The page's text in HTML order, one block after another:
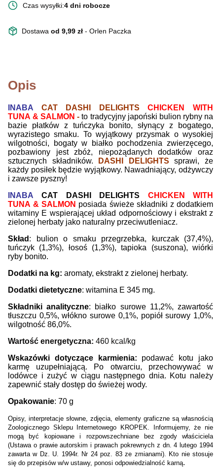
Czas wysyłki:4 dni robocze
Dostawa od 9,99 zł - Orlen Paczka
Opis
INABA CAT DASHI DELIGHTSCHICKEN WITH
TUNA & SALMON -to tradycyjny japoński bulion rybny na
bazie płatków z tuńczyka bonito, słynący z bogatego,
wyrazistego smaku. To wyjątkowy przysmak o wysokiej
wilgotności, bogaty w białko pochodzenia zwierzęcego,
pozbawiony jest zbóż, niepożądanych dodatków oraz
sztucznych składników.
DASHI DELIGHTS sprawi, że
każdy posiłek będzie wyjątkowy. Nawadniający, odżywczy
i zawsze pyszny!
INABA CAT DASHI DELIGHTS CHICKEN WITH
TUNA & SALMON posiada świeże składniki z dodatkiem
witaminy E wspierającej układ odpornościowy i ekstrakt z
zielonej herbaty jako naturalny przeciwutleniacz.
Skład : bulion o smaku przegrzebka, kurczak (37,4%),
tuńczyk (1,3%), łosoś (1,3%), tapioka (suszona), wiórki
ryby bonito.
Dodatki na kg: aromaty, ekstrakt z zielonej herbaty.
Dodatki dietetyczne: witamina E 345 mg.
Składniki analityczne: białko surowe 11,2%, zawartość
tłuszczu 0,5%, włókno surowe 0,1%, popiół surowy 1,0%,
wilgotność 86,0%.
Wartość energetyczna: 460 kcal/kg
Wskazówki dotyczące karmienia: podawać kotu jako
karmę uzupełniającą. Po otwarciu, przechowywać w
lodówce i zużyć w ciągu następnego dnia. Kotu należy
zapewnić stały dostęp do świeżej wody.
Opakowanie: 70 g
Opisy, interpretacje słowne, zdjęcia, elementy graficzne są własnością
Zoologicznego Sklepu Internetowego KROPEK. Informujemy, że nie
mogą być kopiowane i rozpowszechniane bez zgody właściciela
(Ustawa o prawie autorskim i prawach pokrewnych z dn. 4 lutego 1994
zawarta w Dz. U. 1994r. Nr 24 poz. 83 ze zmianami). Kto nie stosuje
się do przepisów w/w ustawy, ponosi odpowiedzialność karną.